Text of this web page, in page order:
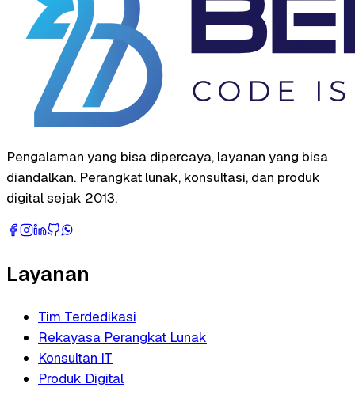
Pengalaman yang bisa dipercaya, layanan yang bisa
diandalkan. Perangkat lunak, konsultasi, dan produk
digital sejak 2013.
Layanan
Tim Terdedikasi
Rekayasa Perangkat Lunak
Konsultan IT
Produk Digital